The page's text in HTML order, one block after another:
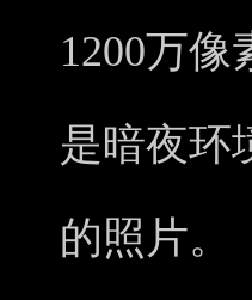
1200万
是暗夜环
的照片。